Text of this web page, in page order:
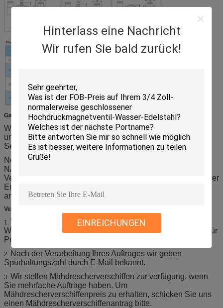
Hinterlass eine Nachricht
Wir rufen Sie bald zurück!
EINREICHUNGEN
Garantie: Große Qualitäts-Produkte
Wir stehen hinter der Qualität unserer Produkte 100%. Alle
unsere Einzelteile kommen mit einer Garantie, Ihnen einen
Seelenfriedenn zu geben.
Neues garantiert: Alle unsere Einzelteile sind im
NAGELNEUEN Zustand in Soem oder im ursprünglichen
Verpacken. Aufträge werden sorgfältig verpackt, um sich Ihrer
Einzelteile zu vergewissern, in perfekter Zustand
anzukommen.
Verschiffen-Ausdrücke:
1. Wir versenden die meisten Aufträge innerhalb des 1-3
Werktages, nachdem wir Ihre Zahlung empfangen haben (für
Probe).
2.
Nach der Verarbeitung Ihres Auftrages wir geben
Spurhaltungszahl durch E-Mail bekannt.
3. Wir stellen Mähdrescherverschiffen zur verfügung, wenn
Sie mehrfache Aufträge haben. Um
Mähdrescherverschiffenpreis zu erhalten, schicken Sie uns
einen Mähdrescherverschiffenantrag bitte.